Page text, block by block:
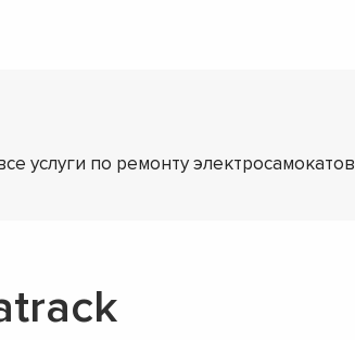
услуги по ремонту электросамокатов